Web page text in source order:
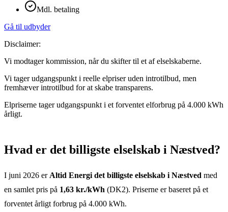
Mdl. betaling
Gå til udbyder
Disclaimer:
Vi modtager kommission, når du skifter til et af elselskaberne.
Vi tager udgangspunkt i reelle elpriser uden introtilbud, men
fremhæver introtilbud for at skabe transparens.
Elpriserne tager udgangspunkt i et forventet elforbrug på 4.000 kWh
årligt.
Hvad er det billigste elselskab i Næstved?
I juni 2026 er Altid Energi det billigste elselskab i Næstved med
en samlet pris på 1,63 kr./kWh (DK2). Priserne er baseret på et
forventet årligt forbrug på 4.000 kWh.